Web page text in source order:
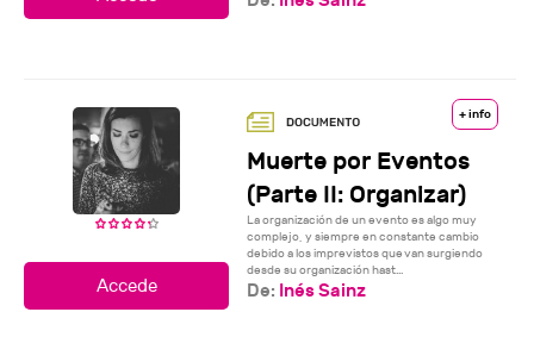
+ info
Muerte por Eventos
(Parte II: Organizar)
La organización de un evento es algo muy
complejo, y siempre en constante cambio
debido a los imprevistos que van surgiendo
desde su organización hast...
De: Inés Sainz